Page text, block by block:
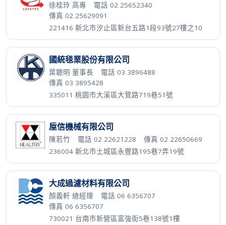
徐桂玲 高專 · 電話 02 25652340 ·
傳真 02 25629091
221416 新北市汐止區新台五路1段93號27樓之10
國統毯業股份有限公司
葉聰明 董事長 · 電話 03 3896488 ·
傳真 03 3895428
335011 桃園市大溪區大鶯路719巷51號
垕信機械有限公司
陳若竹 · 電話 02 22621228 · 傳真 02 22650669
236004 新北市土城區永豐路195巷7弄19號
大成過濾材料有限公司
顏義軒 總經理 · 電話 06 6356707 ·
傳真 06 6356707
730021 台南市新營區富強街5巷138號1樓